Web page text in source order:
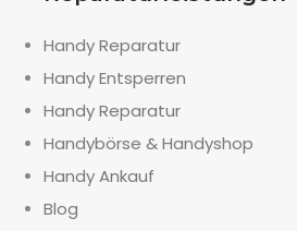
Handy Reparatur
Handy Entsperren
Handy Reparatur
Handybörse & Handyshop
Handy Ankauf
Blog